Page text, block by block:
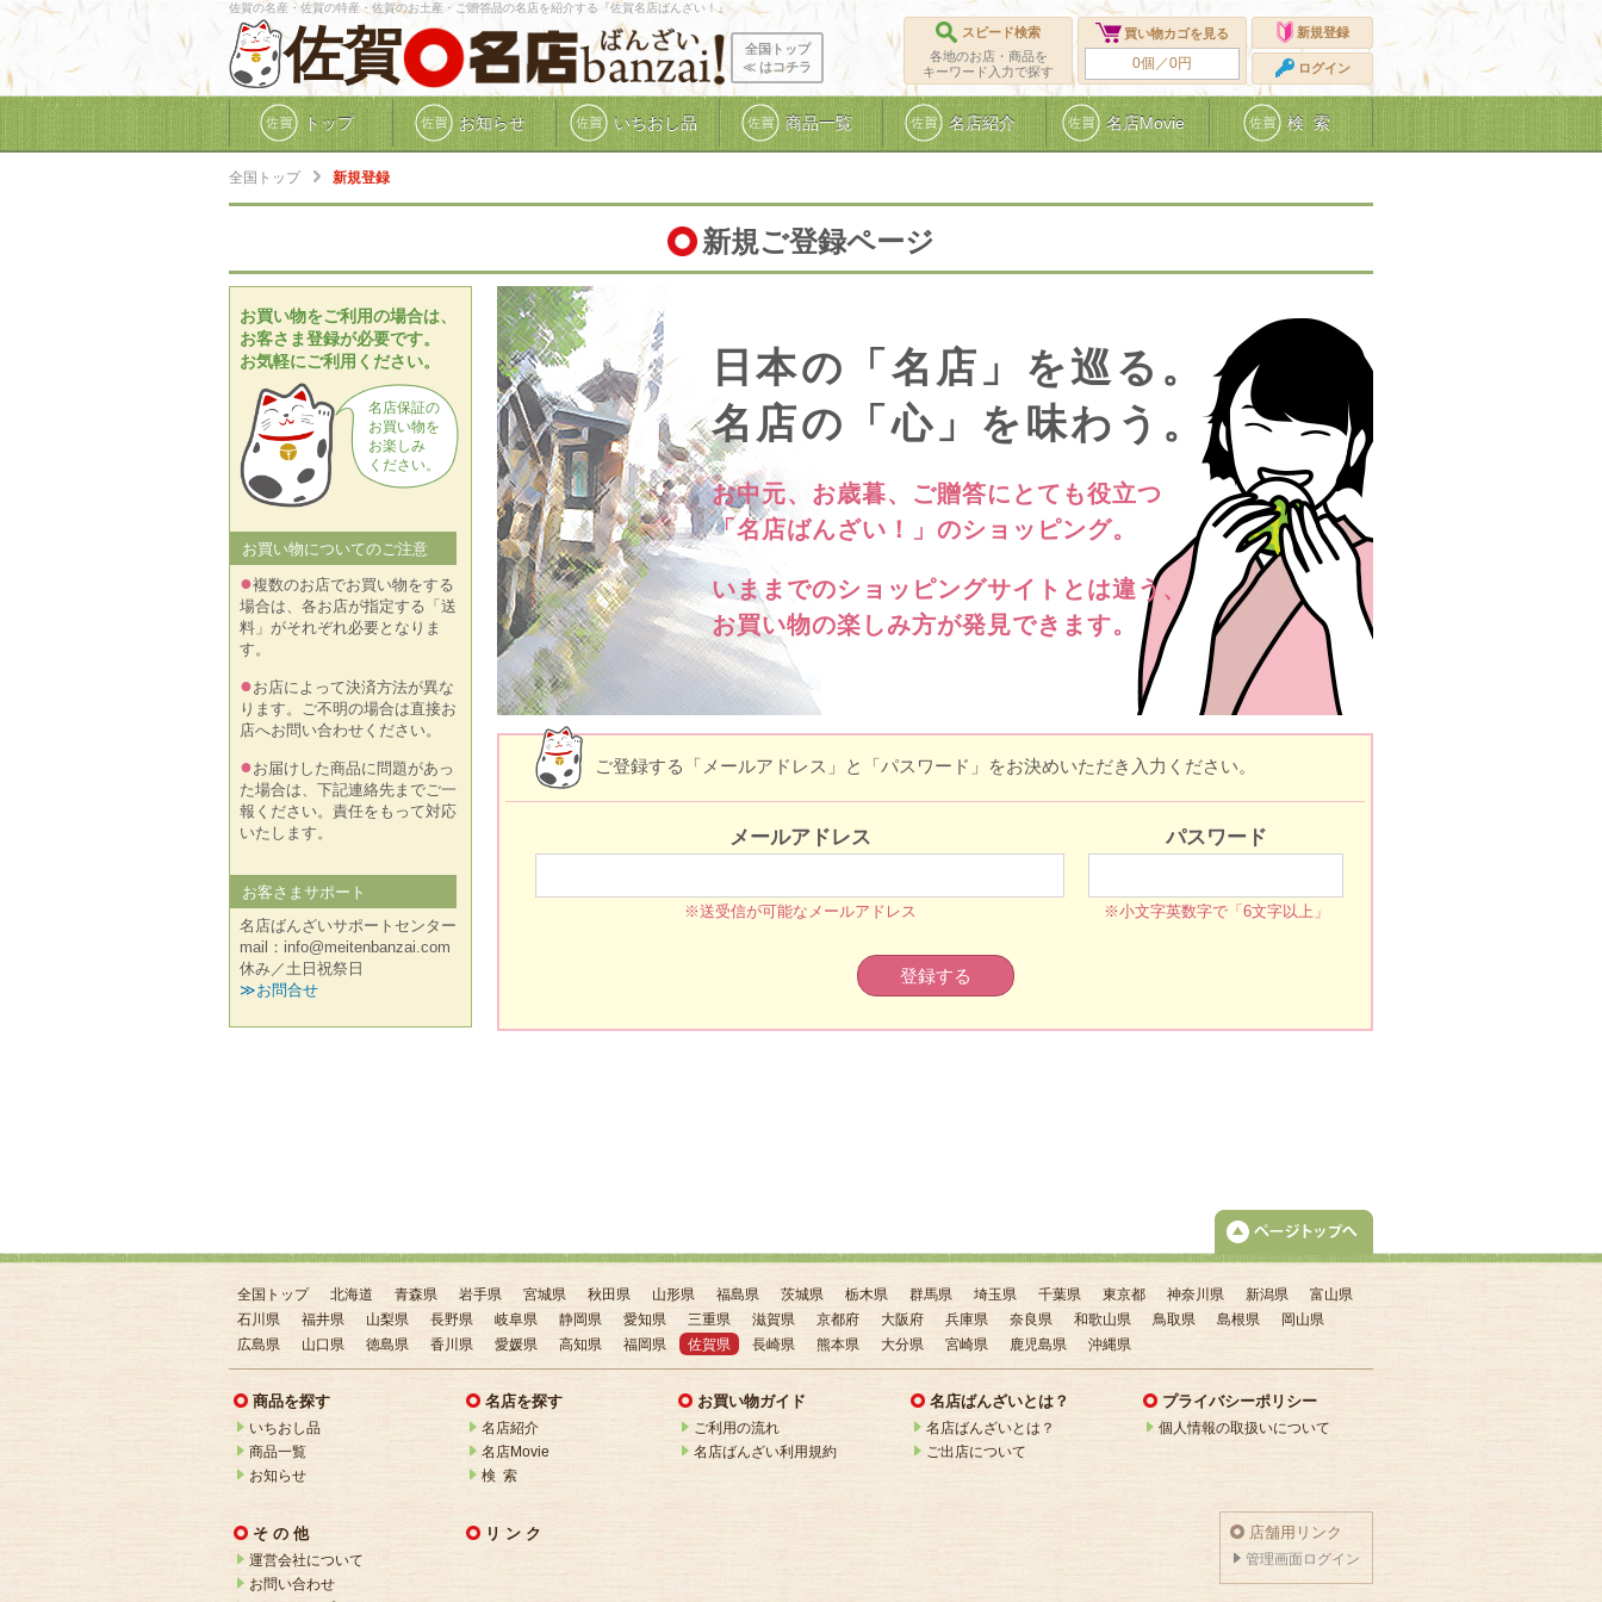
佐賀の名産・佐賀の特産・佐賀のお土産・ご贈答品の名店を紹介する『佐賀名店ばんざい！』
佐賀
全国トップ
≪ ︎はコチラ
スピード検索
各地のお店・商品を
キーワード入力で探す
買い物カゴを見る
0個／0円
新規登録
ログイン
トップ お知らせ いちおし品 商品一覧 名店紹介 名店Movie 検 索
全国トップ 新規登録
新規ご登録ページ
お買い物をご利用の場合は、
お客さま登録が必要です。
お気軽にご利用ください。
名店保証の
お買い物を
お楽しみ
ください。
お買い物についてのご注意
●複数のお店でお買い物をする
場合は、各お店が指定する「送
料」がそれぞれ必要となりま
す。
●お店によって決済方法が異な
ります。ご不明の場合は直接お
店へお問い合わせください。
●お届けした商品に問題があっ
た場合は、下記連絡先までご一
報ください。責任をもって対応
いたします。
お客さまサポート
名店ばんざいサポートセンター
mail：info@meitenbanzai.com
休み／土日祝祭日
≫お問合せ
日本の「名店」を巡る。
名店の「心」を味わう。
お中元、お歳暮、ご贈答にとても役立つ
「名店ばんざい！」のショッピング。
いままでのショッピングサイトとは違う、
お買い物の楽しみ方が発見できます。
ご登録する「メールアドレス」と「パスワード」をお決めいただき入力ください。
メールアドレス
※送受信が可能なメールアドレス
パスワード
※小文字英数字で「6文字以上」
登録する
全国トップ 北海道 青森県 岩手県 宮城県 秋田県 山形県 福島県 茨城県 栃木県 群馬県 埼玉県 千葉県 東京都 神奈川県 新潟県
富山県
石川県
福井県 山梨県 長野県 岐阜県 静岡県 愛知県 三重県 滋賀県 京都府 大阪府 兵庫県 奈良県 和歌山県 鳥取県 島根県
岡山県
広島県
山口県 徳島県 香川県 愛媛県 高知県 福岡県 佐賀県 長崎県 熊本県 大分県 宮崎県 鹿児島県 沖縄県
商品を探す
いちおし品
商品一覧
お知らせ
名店を探す
名店紹介
名店Movie
検 索
お買い物ガイド
ご利用の流れ
名店ばんざい利用規約
名店ばんざいとは？
名店ばんざいとは？
ご出店について
プライバシーポリシー
個人情報の取扱いについて
そ の 他
運営会社について
お問い合わせ
リ ン ク 店舗用リンク
管理画面ログイン